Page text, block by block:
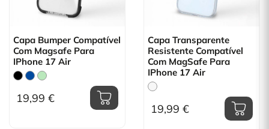
Capa Bumper Compatível
Com Magsafe Para
IPhone 17 Air
19,99 €
Capa Transparente
Resistente Compatível
Com MagSafe Para
IPhone 17 Air
19,99 €